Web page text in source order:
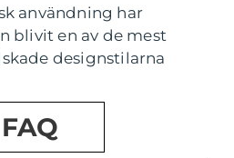
användning har
blivit en av de mest
designstilarna
FAQ